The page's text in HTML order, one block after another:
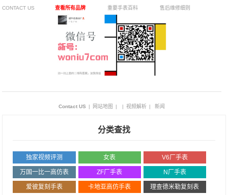
CONTACT US 查看所有品牌 重要手表百科 售后维修细则
Contact US | 网站地图 | | 视频解析 | 新闻
分类查找
独家视频评测 女表 V6厂手表
万国一比一高仿表 ZF厂手表 N厂手表
爱彼复刻手表 卡地亚高仿手表 理查德米勒复刻表